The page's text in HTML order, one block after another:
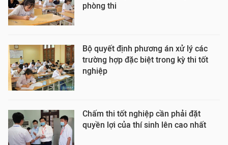
phòng thi
Bộ quyết định phương án xử lý các
trường hợp đặc biệt trong kỳ thi tốt
nghiệp
Chấm thi tốt nghiệp cần phải đặt
quyền lợi của thí sinh lên cao nhất